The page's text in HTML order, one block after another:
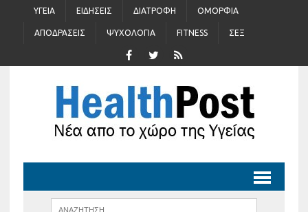
ΥΓΕΊΑ ΕΙΔΉΣΕΙΣ ΔΙΑΤΡΟΦΉ ΟΜΟΡΦΙΆ
ΑΠΟΔΡΆΣΕΙΣ ΨΥΧΟΛΟΓΊΑ FITNESS ΣΈΞ